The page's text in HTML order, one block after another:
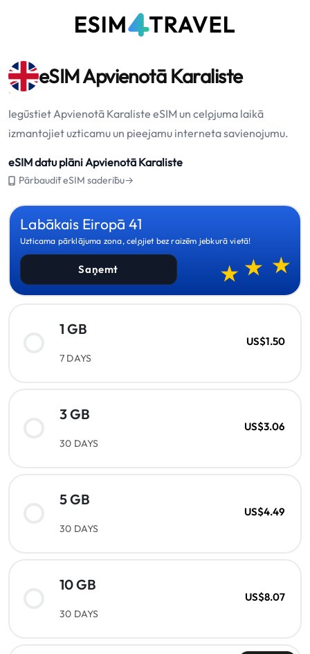
eSIM Apvienotā Karaliste
Iegūstiet Apvienotā Karaliste eSIM un ceļojuma laikā
izmantojiet uzticamu un pieejamu interneta savienojumu.
eSIM datu plāni Apvienotā Karaliste
Pārbaudīt eSIM saderību→
Labākais Eiropā 41
Uzticama pārklājuma zona, ceļojiet bez raizēm jebkurā vietā!
Saņemt
1 GB
7 DAYS
US$1.50
3 GB
30 DAYS
US$3.06
5 GB
30 DAYS
US$4.49
10 GB
30 DAYS
US$8.07